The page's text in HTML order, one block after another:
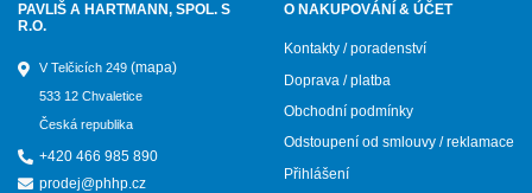
PAVLIŠ A HARTMANN, SPOL. S
R.O.
V Telčicích 249 (mapa)
533 12 Chvaletice
Česká republika
+420 466 985 890
prodej@phhp.cz
O NAKUPOVÁNÍ & ÚČET
Kontakty / poradenství
Doprava / platba
Obchodní podmínky
Odstoupení od smlouvy / reklamace
Přihlášení